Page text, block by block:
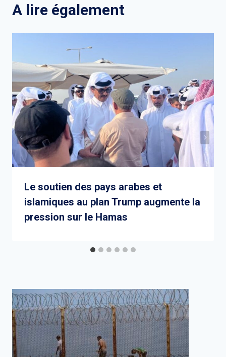
A lire également
Le soutien des pays arabes et
islamiques au plan Trump augmente la
pression sur le Hamas